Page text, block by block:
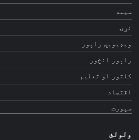
سیمه
نړۍ
ویډیويي راپور
راپور انځور
کلتور او تعلیم
اقتصاد
سپورت
ولولئ